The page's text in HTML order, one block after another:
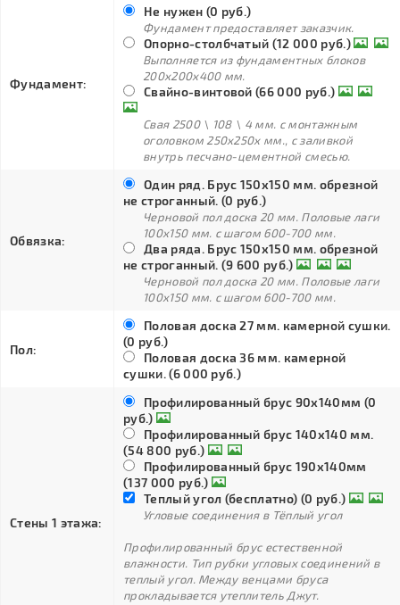
Фундамент:
Не нужен (0 руб.)
Фундамент предоставляет заказчик.
Опорно-столбчатый (12 000 руб.)
Выполняется из фундаментных блоков
200х200х400 мм.
Свайно-винтовой (66 000 руб.)
Свая 2500 \ 108 \ 4 мм. с монтажным
оголовком 250х250х мм., с заливкой
внутрь песчано-цементной смесью.
Обвязка:
Один ряд. Брус 150х150 мм. обрезной
не строганный. (0 руб.)
Черновой пол доска 20 мм. Половые лаги
100х150 мм. с шагом 600-700 мм.
Два ряда. Брус 150х150 мм. обрезной
не строганный. (9 600 руб.)
Черновой пол доска 20 мм. Половые лаги
100х150 мм. с шагом 600-700 мм.
Пол:
Половая доска 27 мм. камерной сушки.
(0 руб.)
Половая доска 36 мм. камерной
сушки. (6 000 руб.)
Стены 1 этажа:
Профилированный брус 90х140мм (0
руб.)
Профилированный брус 140х140 мм.
(54 800 руб.)
Профилированный брус 190х140мм
(137 000 руб.)
Теплый угол (бесплатно) (0 руб.)
Угловые соединения в Тёплый угол
Профилированный брус естественной
влажности. Тип рубки угловых соединений в
теплый угол. Между венцами бруса
прокладывается утеплитель Джут.